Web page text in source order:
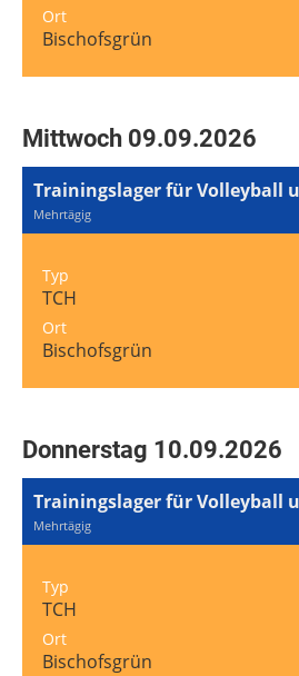
Ort
Bischofsgrün
Mittwoch 09.09.2026
Trainingslager für Volleyball
Mehrtägig
Typ
TCH
Ort
Bischofsgrün
Donnerstag 10.09.2026
Trainingslager für Volleyball
Mehrtägig
Typ
TCH
Ort
Bischofsgrün